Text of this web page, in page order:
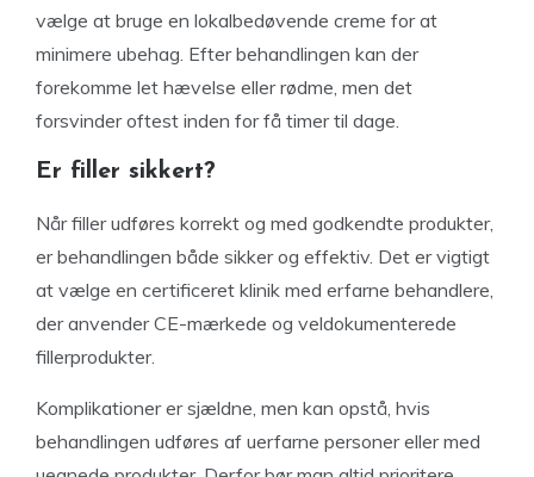
vælge at bruge en lokalbedøvende creme for at
minimere ubehag. Efter behandlingen kan der
forekomme let hævelse eller rødme, men det
forsvinder oftest inden for få timer til dage.
Er filler sikkert?
Når filler udføres korrekt og med godkendte produkter,
er behandlingen både sikker og effektiv. Det er vigtigt
at vælge en certificeret klinik med erfarne behandlere,
der anvender CE-mærkede og veldokumenterede
fillerprodukter.
Komplikationer er sjældne, men kan opstå, hvis
behandlingen udføres af uerfarne personer eller med